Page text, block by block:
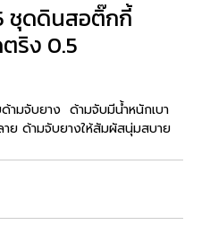
ชุดดินสอติ๊กกี้
ริง 0.5
ามจับยาง ด้ามจับมีน้ำหนักเบา
ย ด้ามจับยางให้สัมผัสนุ่มสบาย